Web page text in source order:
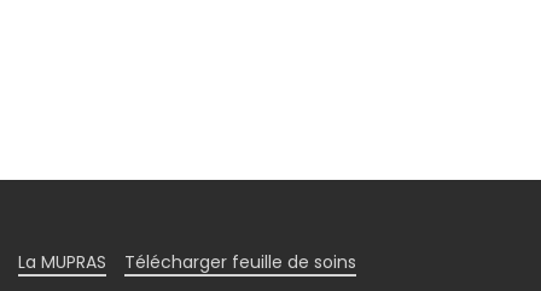
La MUPRAS
Télécharger feuille de soins